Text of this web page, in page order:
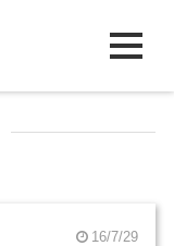
16/7/29